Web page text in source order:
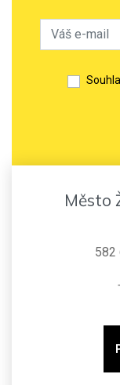
Město
582